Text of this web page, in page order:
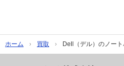
ホーム 買取 Dell（デル）のノー